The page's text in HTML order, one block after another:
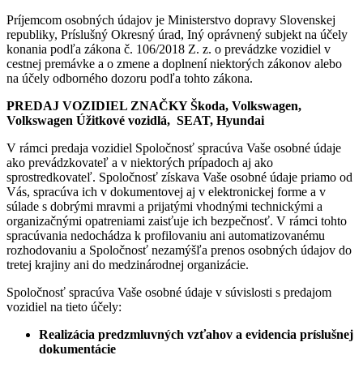
Príjemcom osobných údajov je Ministerstvo dopravy Slovenskej
republiky, Príslušný Okresný úrad, Iný oprávnený subjekt na účely
konania podľa zákona č. 106/2018 Z. z. o prevádzke vozidiel v
cestnej premávke a o zmene a doplnení niektorých zákonov alebo
na účely odborného dozoru podľa tohto zákona.
PREDAJ VOZIDIEL ZNAČKY Škoda, Volkswagen,
Volkswagen Úžitkové vozidlá, SEAT, Hyundai
V rámci predaja vozidiel Spoločnosť spracúva Vaše osobné údaje
ako prevádzkovateľ a v niektorých prípadoch aj ako
sprostredkovateľ. Spoločnosť získava Vaše osobné údaje priamo od
Vás, spracúva ich v dokumentovej aj v elektronickej forme a v
súlade s dobrými mravmi a prijatými vhodnými technickými a
organizačnými opatreniami zaisťuje ich bezpečnosť. V rámci tohto
spracúvania nedochádza k profilovaniu ani automatizovanému
rozhodovaniu a Spoločnosť nezamýšľa prenos osobných údajov do
tretej krajiny ani do medzinárodnej organizácie.
Spoločnosť spracúva Vaše osobné údaje v súvislosti s predajom
vozidiel na tieto účely:
Realizácia predzmluvných vzťahov a evidencia príslušnej
dokumentácie